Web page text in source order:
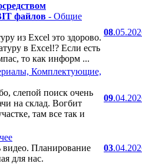
файлов - Общие
из Excel это здорово.
в Excel!? Если есть
то как информ ...
08
Комплектующие,
слепой поиск очень
на склад. Вогбит
там все так и
09
видео. Планирование
для нас.
03